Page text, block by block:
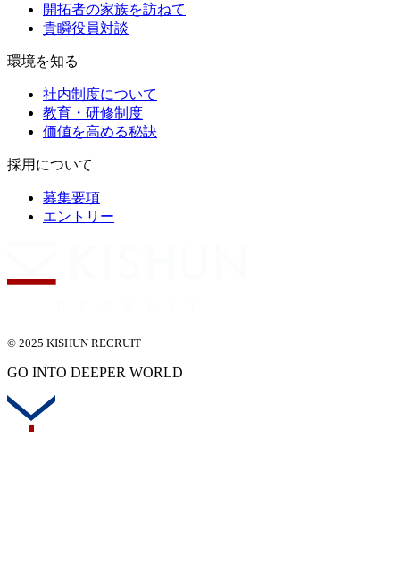
開拓者の家族を訪ねて
貴瞬役員対談
環境を知る
社内制度について
教育・研修制度
価値を高める秘訣
採用について
募集要項
エントリー
© 2025 KISHUN RECRUIT
GO INTO DEEPER WORLD